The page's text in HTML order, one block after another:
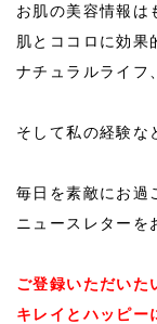
お肌の美容情報は
肌とココロに効果
ナチュラルライフ、
そして私の経験な
毎日を素敵にお過
ニュースレターを
ご登録いただいた
キレイとハッピー